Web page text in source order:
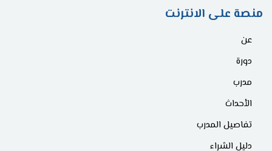
منصة على الانترنت
عن
دورة
مدرب
الأحداث
تفاصيل المدرب
دليل الشراء